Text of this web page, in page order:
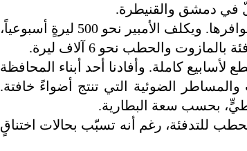
في دمشق والقنيطرة.
وتنتشر في حلب الليدّات العاملة على البطارية والأمبيرات في حال توافرها. ويكلف الأمبير نحو 500 ليرةٍ أسبوعياً،
والحطب نحو 6 آلاف ليرة.
لتنقطع 6 ساعات، وأحياناً تنقطع لأسابيع كاملة. وأفادنا أحد أبناء المحافظة
الضوئية التي تنتج أضواءً خافتة.
للتدفئة، رغم أنه تسبّب بحالات اختناقٍ